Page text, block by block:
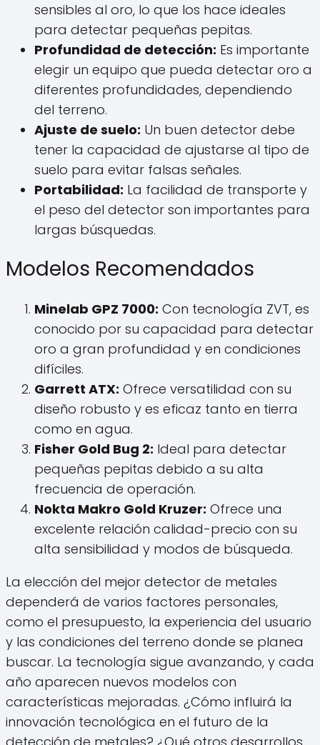
sensibles al oro, lo que los hace ideales
para detectar pequeñas pepitas.
Profundidad de detección: Es importante
elegir un equipo que pueda detectar oro a
diferentes profundidades, dependiendo
del terreno.
Ajuste de suelo: Un buen detector debe
tener la capacidad de ajustarse al tipo de
suelo para evitar falsas señales.
Portabilidad: La facilidad de transporte y
el peso del detector son importantes para
largas búsquedas.
Modelos Recomendados
Minelab GPZ 7000: Con tecnología ZVT, es
conocido por su capacidad para detectar
oro a gran profundidad y en condiciones
difíciles.
Garrett ATX: Ofrece versatilidad con su
diseño robusto y es eficaz tanto en tierra
como en agua.
Fisher Gold Bug 2: Ideal para detectar
pequeñas pepitas debido a su alta
frecuencia de operación.
Nokta Makro Gold Kruzer: Ofrece una
excelente relación calidad-precio con su
alta sensibilidad y modos de búsqueda.
La elección del mejor detector de metales
dependerá de varios factores personales,
como el presupuesto, la experiencia del usuario
y las condiciones del terreno donde se planea
buscar. La tecnología sigue avanzando, y cada
año aparecen nuevos modelos con
características mejoradas. ¿Cómo influirá la
innovación tecnológica en el futuro de la